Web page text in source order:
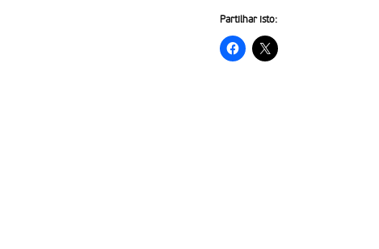
Partilhar isto: